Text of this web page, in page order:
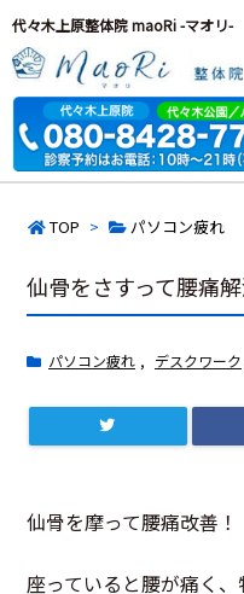
代々木上原整体院 maoRi -マオリ-
TOP > パソコン疲れ
仙骨をさすって腰痛解
パソコン疲れ , デスクワーク
仙骨を摩って腰痛改善！
座っていると腰が痛く